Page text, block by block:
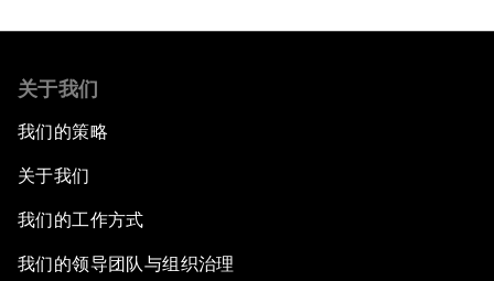
关于我们
我们的策略
关于我们
我们的工作方式
我们的领导团队与组织治理